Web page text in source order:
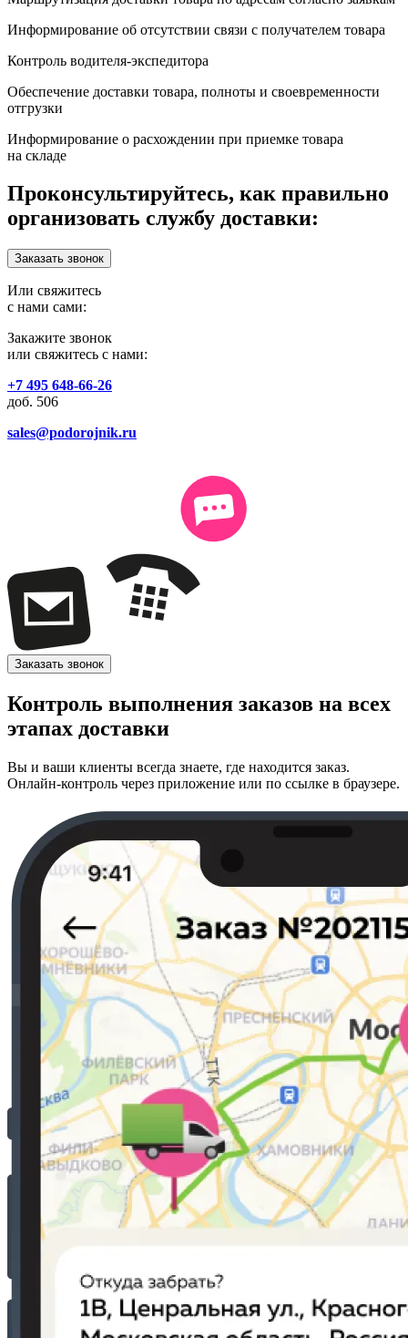
Информирование об отсутствии связи с получателем товара
Контроль водителя-экспедитора
Обеспечение доставки товара, полноты и своевременности
отгрузки
Информирование о расхождении при приемке товара
на складе
Проконсультируйтесь, как правильно
организовать службу доставки:
Заказать звонок
Или свяжитесь
с нами сами:
Закажите звонок
или свяжитесь с нами:
+7 495 648-66-26
доб. 506
sales@podorojnik.ru
Заказать звонок
Контроль выполнения заказов на всех
этапах доставки
Вы и ваши клиенты всегда знаете, где находится заказ.
Онлайн-контроль через приложение или по ссылке в браузере.